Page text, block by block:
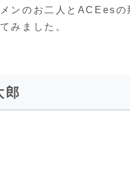
ンのお二人とACEes
みました。
郎